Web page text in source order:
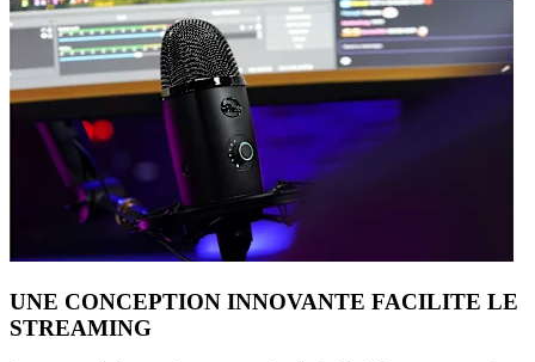
UNE CONCEPTION INNOVANTE FACILITE LE
STREAMING